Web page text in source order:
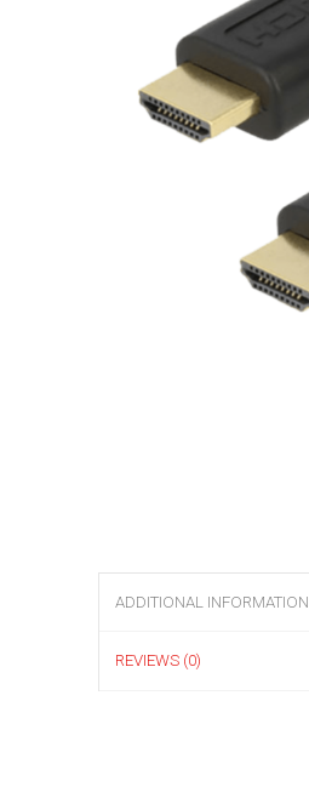
ADDITIONAL INFORMATION
REVIEWS (0)